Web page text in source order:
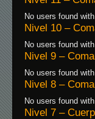
No users found
Nivel 10 –
No users found
Nivel 9 –
No users found
Nivel 8 –
No users found
Nivel 7 –